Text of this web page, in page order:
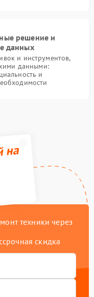
решение и
данных
и инструментов,
данными:
и
на
техники через
скидка